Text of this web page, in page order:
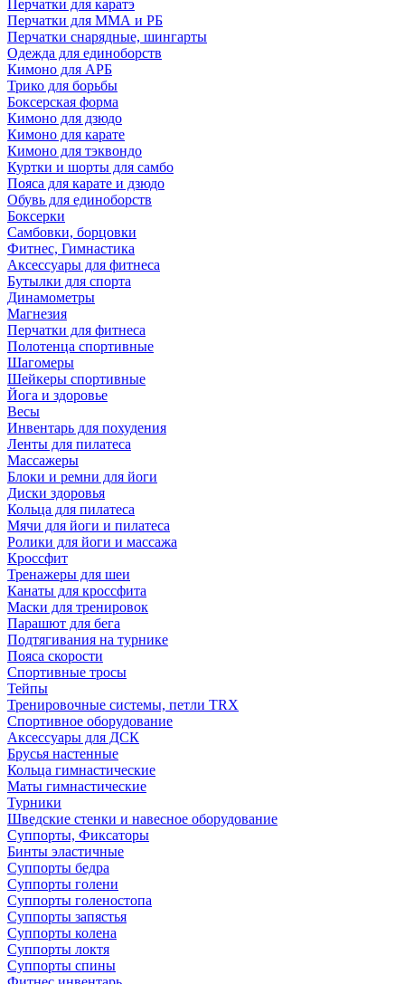
Перчатки для каратэ
Перчатки для ММА и РБ
Перчатки снарядные, шингарты
Одежда для единоборств
Кимоно для АРБ
Трико для борьбы
Боксерская форма
Кимоно для дзюдо
Кимоно для карате
Кимоно для тэквондо
Куртки и шорты для самбо
Пояса для карате и дзюдо
Обувь для единоборств
Боксерки
Самбовки, борцовки
Фитнес, Гимнастика
Аксессуары для фитнеса
Бутылки для спорта
Динамометры
Магнезия
Перчатки для фитнеса
Полотенца спортивные
Шагомеры
Шейкеры спортивные
Йога и здоровье
Весы
Инвентарь для похудения
Ленты для пилатеса
Массажеры
Блоки и ремни для йоги
Диски здоровья
Кольца для пилатеса
Мячи для йоги и пилатеса
Ролики для йоги и массажа
Кроссфит
Тренажеры для шеи
Канаты для кроссфита
Маски для тренировок
Парашют для бега
Подтягивания на турнике
Пояса скорости
Спортивные тросы
Тейпы
Тренировочные системы, петли TRX
Спортивное оборудование
Аксессуары для ДСК
Брусья настенные
Кольца гимнастические
Маты гимнастические
Турники
Шведские стенки и навесное оборудование
Суппорты, Фиксаторы
Бинты эластичные
Суппорты бедра
Суппорты голени
Суппорты голеностопа
Суппорты запястья
Суппорты колена
Суппорты локтя
Суппорты спины